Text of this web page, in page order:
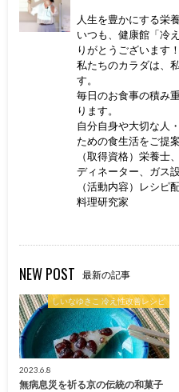
人生を豊かにする栄
いつも、健康館「冷
りがとうございます！
私たちのカラダは、
す。
毎日のお食事の積み
ります。
自分自身や大切な人
ための食生活をご提
（取得資格）栄養士
ディネーター、ガス
（活動内容）レシピ
料理研究家
NEW POST 最新の記事
しいなゆきこ 冷え性改善レシピ
2023.6.8
無病息災を祈る京の伝統の和菓子